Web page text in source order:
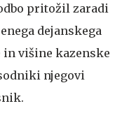
pritožil zaradi
dejanskega
in višine kazenske
njegovi